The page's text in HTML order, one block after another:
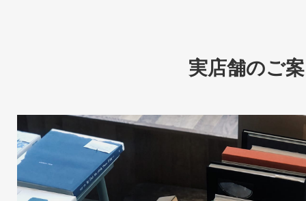
実店舗のご